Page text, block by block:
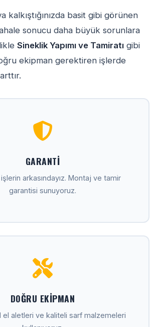
kalkıştığınızda basit gibi görünen
sonucu daha büyük sorunlara
Sineklik Yapımı ve Tamiratı gibi
ekipman gerektiren işlerde
GARANTI
işlerin arkasındayız. Montaj ve tamir
garantisi sunuyoruz.
DOĞRU EKIPMAN
el aletleri ve kaliteli sarf malzemeleri